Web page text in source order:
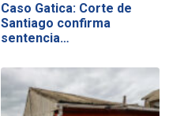
Caso Gatica: Corte de
Santiago confirma
sentencia…